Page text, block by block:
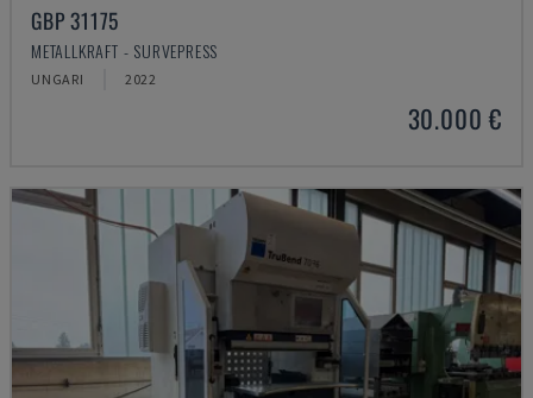
GBP 31175
METALLKRAFT - SURVEPRESS
UNGARI 2022
30.000 €